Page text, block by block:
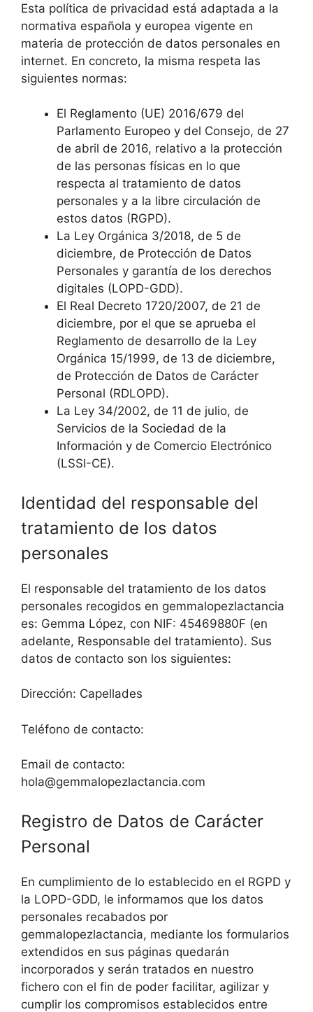
Esta política de privacidad está adaptada a la
normativa española y europea vigente en
materia de protección de datos personales en
internet. En concreto, la misma respeta las
siguientes normas:
El Reglamento (UE) 2016/679 del
Parlamento Europeo y del Consejo, de 27
de abril de 2016, relativo a la protección
de las personas físicas en lo que
respecta al tratamiento de datos
personales y a la libre circulación de
estos datos (RGPD).
La Ley Orgánica 3/2018, de 5 de
diciembre, de Protección de Datos
Personales y garantía de los derechos
digitales (LOPD-GDD).
El Real Decreto 1720/2007, de 21 de
diciembre, por el que se aprueba el
Reglamento de desarrollo de la Ley
Orgánica 15/1999, de 13 de diciembre,
de Protección de Datos de Carácter
Personal (RDLOPD).
La Ley 34/2002, de 11 de julio, de
Servicios de la Sociedad de la
Información y de Comercio Electrónico
(LSSI-CE).
Identidad del responsable del
tratamiento de los datos
personales
El responsable del tratamiento de los datos
personales recogidos en gemmalopezlactancia
es: Gemma López, con NIF: 45469880F (en
adelante, Responsable del tratamiento). Sus
datos de contacto son los siguientes:
Dirección: Capellades
Teléfono de contacto:
Email de contacto:
hola@gemmalopezlactancia.com
Registro de Datos de Carácter
Personal
En cumplimiento de lo establecido en el RGPD y
la LOPD-GDD, le informamos que los datos
personales recabados por
gemmalopezlactancia, mediante los formularios
extendidos en sus páginas quedarán
incorporados y serán tratados en nuestro
fichero con el fin de poder facilitar, agilizar y
cumplir los compromisos establecidos entre